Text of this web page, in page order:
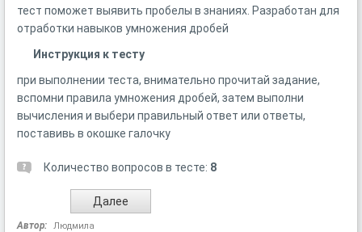
тест поможет выявить пробелы в знаниях. Разработан для
отработки навыков умножения дробей
Инструкция к тесту
при выполнении теста, внимательно прочитай задание,
вспомни правила умножения дробей, затем выполни
вычисления и выбери правильный ответ или ответы,
поставивь в окошке галочку
Количество вопросов в тесте: 8
Автор: Людмила